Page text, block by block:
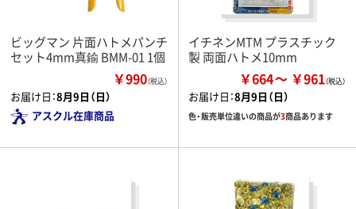
ビッグマン 片面ハトメパンチ
セット4mm真鍮 BMM-01 1個
￥990（税込）
お届け日：8月9日（日）
アスクル在庫商品
イチネンMTM プラスチック
製 両面ハトメ10mm
￥664 ￥961
お届け日：8月9日（日）
色・販売単位違いの商品が3商品あります